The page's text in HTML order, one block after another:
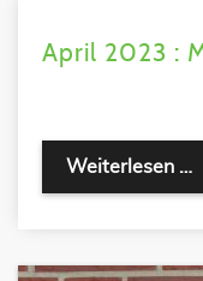
April 2023 :
Weiterlesen …